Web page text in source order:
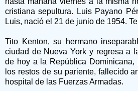
cristiana sepultura. Luis Payano
Luis, nació el 21 de junio de 1954.
Tito Kenton, su hermano
ciudad de Nueva York y regresa a
de hoy a la República Dominicana,
los restos de su pariente, fallecido
hospital de las Fuerzas Armadas.